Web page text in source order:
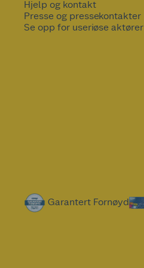
Hjelp og kontakt
Presse og pressekontakter
Se opp for useriøse aktører
Garantert Fornøyd